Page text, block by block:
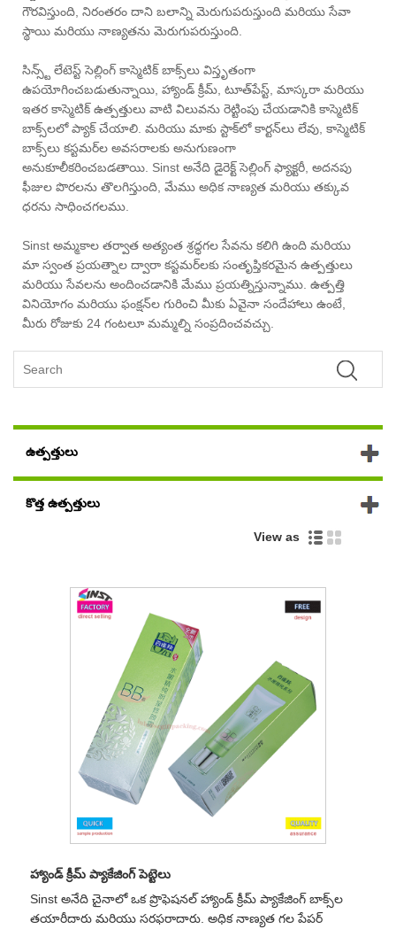
గౌరవిస్తుంది, నిరంతరం దాని బలాన్ని మెరుగుపరుస్తుంది మరియు సేవా
స్థాయి మరియు నాణ్యతను మెరుగుపరుస్తుంది.
సిన్స్ట్ లేటెస్ట్ సెల్లింగ్ కాస్మెటిక్ బాక్స్‌లు విస్తృతంగా
ఉపయోగించబడుతున్నాయి, హ్యాండ్ క్రీమ్, టూత్‌పేస్ట్, మాస్కరా మరియు
ఇతర కాస్మెటిక్ ఉత్పత్తులు వాటి విలువను రెట్టింపు చేయడానికి కాస్మెటిక్
బాక్స్‌లలో ప్యాక్ చేయాలి. మరియు మాకు స్టాక్‌లో కార్టన్‌లు లేవు, కాస్మెటిక్
బాక్స్‌లు కస్టమర్‌ల అవసరాలకు అనుగుణంగా
అనుకూలీకరించబడతాయి. Sinst అనేది డైరెక్ట్ సెల్లింగ్ ఫ్యాక్టరీ, అదనపు
ఫీజుల పొరలను తొలగిస్తుంది, మేము అధిక నాణ్యత మరియు తక్కువ
ధరను సాధించగలము.
Sinst అమ్మకాల తర్వాత అత్యంత శ్రద్ధగల సేవను కలిగి ఉంది మరియు
మా స్వంత ప్రయత్నాల ద్వారా కస్టమర్‌లకు సంతృప్తికరమైన ఉత్పత్తులు
మరియు సేవలను అందించడానికి మేము ప్రయత్నిస్తున్నాము. ఉత్పత్తి
వినియోగం మరియు ఫంక్షన్‌ల గురించి మీకు ఏవైనా సందేహాలు ఉంటే,
మీరు రోజుకు 24 గంటలూ మమ్మల్ని సంప్రదించవచ్చు.
ఉత్పత్తులు
కొత్త ఉత్పత్తులు
View as
హ్యాండ్ క్రీమ్ ప్యాకేజింగ్ పెట్టెలు
Sinst అనేది చైనాలో ఒక ప్రొఫెషనల్ హ్యాండ్ క్రీమ్ ప్యాకేజింగ్ బాక్స్‌ల
తయారీదారు మరియు సరఫరాదారు. అధిక నాణ్యత గల పేపర్